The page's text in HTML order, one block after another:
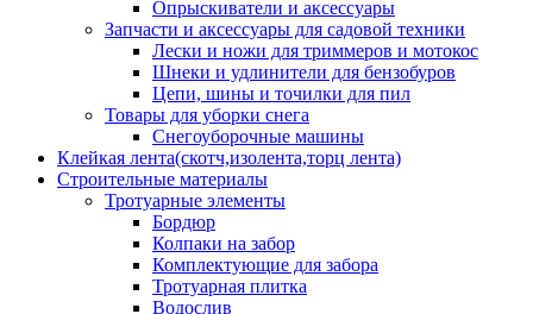
Опрыскиватели и аксессуары
Запчасти и аксессуары для садовой техники
Лески и ножи для триммеров и мотокос
Шнеки и удлинители для бензобуров
Цепи, шины и точилки для пил
Товары для уборки снега
Снегоуборочные машины
Клейкая лента(скотч,изолента,торц лента)
Строительные материалы
Тротуарные элементы
Бордюр
Колпаки на забор
Комплектующие для забора
Тротуарная плитка
Водослив